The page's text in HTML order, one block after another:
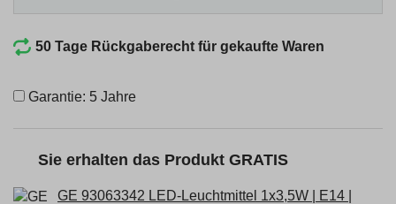
50 Tage Rückgaberecht für gekaufte Waren
Garantie: 5 Jahre
Sie erhalten das Produkt GRATIS
GE 93063342 LED-Leuchtmittel 1x3,5W | E14 |